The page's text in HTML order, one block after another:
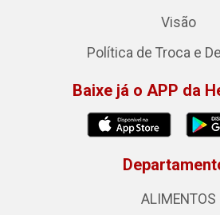
Visão
Política de Troca e
Baixe já o APP da
ALIMENTOS